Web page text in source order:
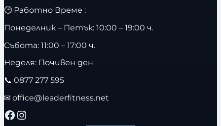
🕒 Работно Време :
Понеделник – Петък: 10:00 – 19:00 ч.
Събота: 11:00 – 17:00 ч.
Неделя: Почивен ден
📞 0877 277 595
✉ office@leaderfitness.net
Facebook Instagram